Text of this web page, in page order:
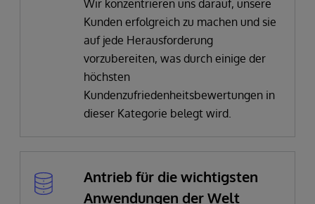
Wir konzentrieren uns darauf, unsere
Kunden erfolgreich zu machen und sie
auf jede Herausforderung
vorzubereiten, was durch einige der
höchsten
Kundenzufriedenheitsbewertungen in
dieser Kategorie belegt wird.
Antrieb für die wichtigsten
Anwendungen der Welt